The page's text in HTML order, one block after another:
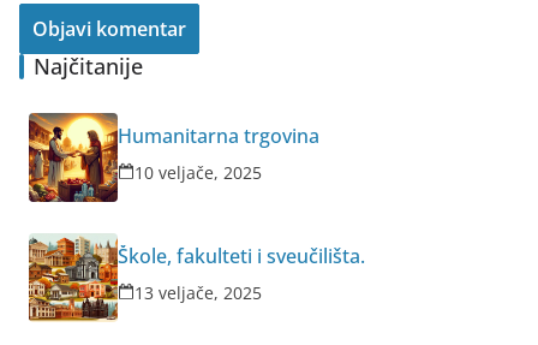
Najčitanije
Humanitarna trgovina
10 veljače, 2025
Škole, fakulteti i sveučilišta.
13 veljače, 2025